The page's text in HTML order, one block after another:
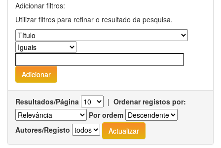
Adicionar filtros:
Utilizar filtros para refinar o resultado da pesquisa.
Resultados/Página | Ordenar registos por:
Por ordem
Autores/Registo